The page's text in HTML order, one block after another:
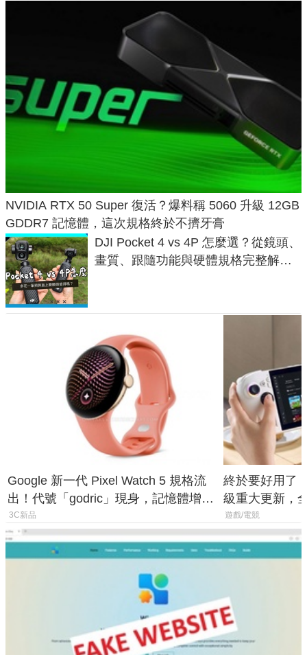
NVIDIA RTX 50 Super 復活？爆料稱 5060 升級 12GB
GDDR7 記憶體，這次規格終於不擠牙膏
DJI Pocket 4 vs 4P 怎麼選？從鏡頭、
畫質、跟隨功能與硬體規格完整解
Google 新一代 Pixel Watch 5 規格流
出！代號「godric」現身，記憶體增強
鎖定 AI 應用
3C新品
終於要好用了
級重大更新，
式讓操作就像
遊戲/電競